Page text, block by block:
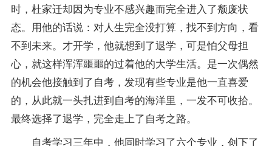
时，杜家迁却因为专业不感兴趣而完全进入了颓废状
态。用他的话说：对人生完全没打算，找不到方向，看
不到未来。才开学，他就想到了退学，可是怕父母担
心，就这样浑浑噩噩的过着他的大学生活。是一次偶然
的机会他接触到了自考，发现有些专业是他一直喜爱
的，从此就一头扎进到自考的海洋里，一发不可收拾。
最终选择了退学，完全走上了自考之路。
自考学习三年中，他同时学习了六个专业，创下了